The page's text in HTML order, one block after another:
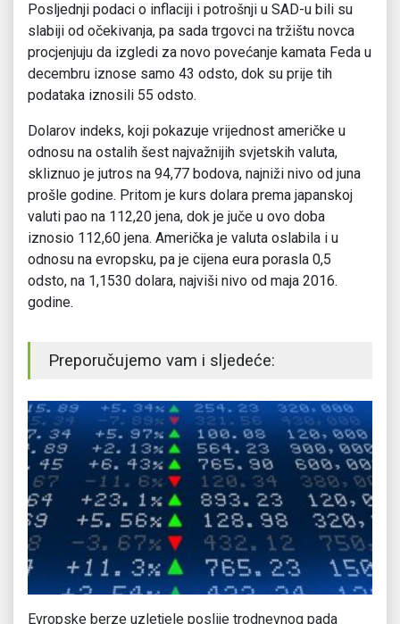
Posljednji podaci o inflaciji i potrošnji u SAD-u bili su
slabiji od očekivanja, pa sada trgovci na tržištu novca
procjenjuju da izgledi za novo povećanje kamata Feda u
decembru iznose samo 43 odsto, dok su prije tih
podataka iznosili 55 odsto.
Dolarov indeks, koji pokazuje vrijednost američke u
odnosu na ostalih šest najvažnijih svjetskih valuta,
skliznuo je jutros na 94,77 bodova, najniži nivo od juna
prošle godine. Pritom je kurs dolara prema japanskoj
valuti pao na 112,20 jena, dok je juče u ovo doba
iznosio 112,60 jena. Američka je valuta oslabila i u
odnosu na evropsku, pa je cijena eura porasla 0,5
odsto, na 1,1530 dolara, najviši nivo od maja 2016.
godine.
Preporučujemo vam i sljedeće:
Evropske berze uzletjele poslije trodnevnog pada